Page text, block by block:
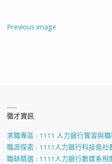
Previous image
徵才資訊
求職專區 : 1111 人力銀行實習與
職涯探索 : 1111人力銀行科技島社
職缺精選 : 1111人力銀行數媒系相